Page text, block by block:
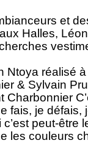
et
Halles,
Ntoya réalisé
& Sylvain
Charbonnier
fais, je défais,
peut-être
les couleurs